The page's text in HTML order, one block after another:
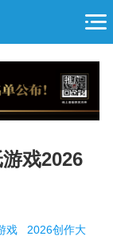
推广
戏2026
戏 2026创作大